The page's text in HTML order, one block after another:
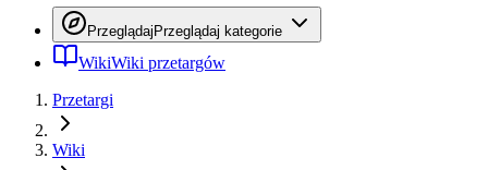
PrzeglądajPrzeglądaj kategorie
WikiWiki przetargów
Przetargi
Wiki